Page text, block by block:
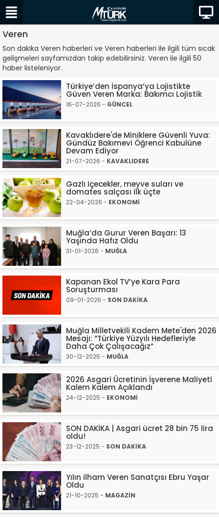
Veren
Son dakika Veren haberleri ve Veren haberleri ile ilgili tüm sıcak
gelişmeleri sayfamızdan takip edebilirsiniz. Veren ile ilgili 50
haber listeleniyor.
Türkiye’den İspanya’ya Lojistikte
Güven Veren Marka: Bakımcı Lojistik
16-07-2026 - GÜNCEL
Kavaklıdere'de Miniklere Güvenli Yuva:
Gündüz Bakımevi Öğrenci Kabulüne
Devam Ediyor
21-07-2026 - KAVAKLIDERE
Gazlı içecekler, meyve suları ve
domates salçası ilk üçte
22-04-2026 - EKONOMİ
Muğla’da Gurur Veren Başarı: 13
Yaşında Hafız Oldu
31-01-2026 - MUĞLA
Kapanan Ekol TV’ye Kara Para
Soruşturması
09-01-2026 - SON DAKİKA
Muğla Milletvekili Kadem Mete'den 2026
Mesajı: “Türkiye Yüzyılı Hedefleriyle
Daha Çok Çalışacağız”
30-12-2025 - MUĞLA
2026 Asgari Ücretinin İşverene Maliyeti
Kalem Kalem Açıklandı
24-12-2025 - EKONOMİ
SON DAKİKA | Asgari ücret 28 bin 75 lira
oldu!
23-12-2025 - SON DAKİKA
Yılın ilham Veren Sanatçısı Ebru Yaşar
Oldu
21-10-2025 - MAGAZİN